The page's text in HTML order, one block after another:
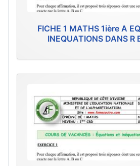
FICHE 1 MATHS 1ière A
INEQUATIONS DANS R